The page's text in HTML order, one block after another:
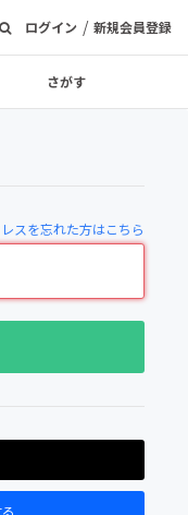
ログイン / 新規会員登録
さがす
スを忘れた方はこちら